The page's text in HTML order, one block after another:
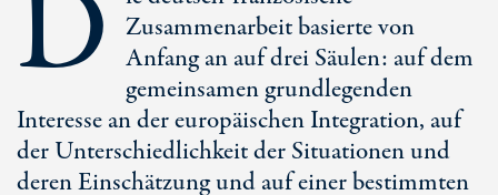
D
Zusammenarbeit basierte von
Anfang an auf drei Säulen: auf dem
gemeinsamen grundlegenden
Interesse an der europäischen Integration, auf
der Unterschiedlichkeit der Situationen und
deren Einschätzung und auf einer bestimmten